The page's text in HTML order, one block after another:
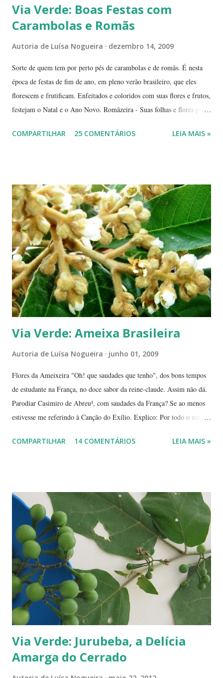
Via Verde: Boas Festas com
Carambolas e Romãs
Autoria de Luísa Nogueira dezembro 14, 2009
Sorte de quem tem por perto pés de carambolas e de romãs. É nesta
época de festas de fim de ano, em pleno verão brasileiro, que eles
florescem e frutificam. Enfeitados e coloridos com suas flores e frutos,
festejam o Natal e o Ano Novo. Romãzeira - Suas folhas e flores por
por tons mesclados de rosa, amarelo e laranja. No meio das flores
jóias preciosas, estão presentes na ceia de réveillon. Sim, eles nos
remetem a alegres brincadeiras - por muitos levadas a sério: São
guardados em carteiras, deixados sob os pratos e por aí vai ... E,
dizem, é um sinal de boa sorte para o ano que começa. Caramboleira -
Quer um Natal bem brasileiro? Use a imaginação, enfeitando su...
COMPARTILHAR 25 COMENTÁRIOS LEIA MAIS »
Via Verde: Ameixa Brasileira
Autoria de Luísa Nogueira junho 01, 2009
Flores da Ameixeira "Oh! que saudades que tenho", dos bons tempos
de estudante na França, no doce sabor da reine-claude. Assim não dá.
Parodiar Casimiro de Abreu¹, com saudades da França? Se ao menos
estivesse me referindo à Canção do Exílio. Explico: Por todo o mundo
precisos, mas é por aí. Na Europa existe uma grande quantidade delas,
coquinho, morango, amora - estou citando as que amo, claro. Em
Paris pode-se encontrar a reine-claude em quase todos os lugares, dos
supermercados às feiras livres. Foi em uma dessas feiras que a
conheci. Compramos muitas. Quando a experimentei... Ah! Como é
de-li-ci-o-sa! Comecei a degustá-las e só parei porque me contaram
uma 'historinha': a de um brasileiro que, a...
COMPARTILHAR 14 COMENTÁRIOS LEIA MAIS »
Via Verde: Jurubeba, a Delícia
Amarga do Cerrado